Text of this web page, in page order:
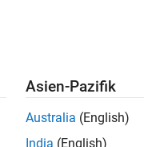
. Wenn Sie noch
unseres
Standort, um alle
Asien-Pazifik
Australia (English)
India (English)